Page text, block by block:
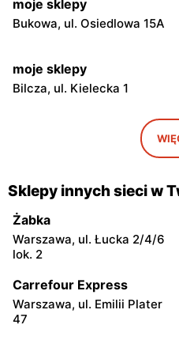
moje sklepy
Bukowa, ul. Osiedlowa 15A
moje sklepy
Bilcza, ul. Kielecka 1
Iwaniska, ul. Ujazdowska 5
Gorzyce, ul. Szkolna 44
moje sklepy
Jadachy, ul. Jadachy 111
Kazimierza Wielka, ul.
Kolejowa 15
Sklepy innych sieci w
Żabka
Warszawa, ul. Łucka 2/4/6
lok. 2
Carrefour Express
Warszawa, ul. Emilii Plater
47